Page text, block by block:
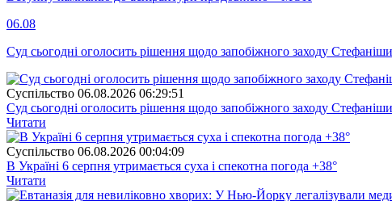
06.08
Суд сьогодні оголосить рішення щодо запобіжного заходу
Суспiльство 06.08.2026 06:29:51
Суд сьогодні оголосить рішення щодо запобіжного заходу
Читати
Суспiльство 06.08.2026 00:04:09
В Україні 6 серпня утримається суха і спекотна погода +38°
Читати